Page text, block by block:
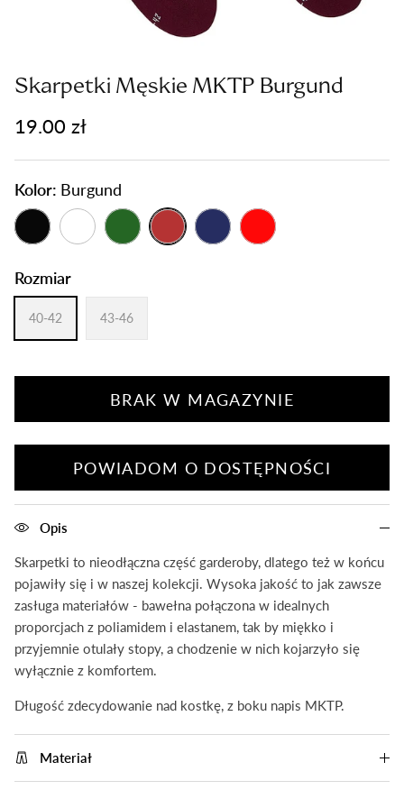
Skarpetki Męskie MKTP Burgund
19.00 zł
Kolor: Burgund
Rozmiar
40-42 43-46
BRAK W MAGAZYNIE
POWIADOM O DOSTĘPNOŚCI
Opis
Skarpetki to nieodłączna część garderoby, dlatego też w końcu
pojawiły się i w naszej kolekcji. Wysoka jakość to jak zawsze
zasługa materiałów - bawełna połączona w idealnych
proporcjach z poliamidem i elastanem, tak by miękko i
przyjemnie otulały stopy, a chodzenie w nich kojarzyło się
wyłącznie z komfortem.
Długość zdecydowanie nad kostkę, z boku napis MKTP.
Materiał